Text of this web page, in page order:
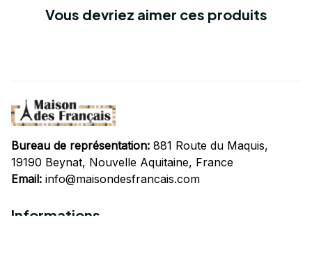
Vous devriez aimer ces produits
Bureau de représentation: 881 Route du Maquis,
19190 Beynat, Nouvelle Aquitaine, France
Email: info@maisondesfrancais.com
Informations